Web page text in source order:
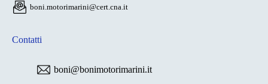
boni.motorimarini@cert.cna.it
Contatti
boni@bonimotorimarini.it